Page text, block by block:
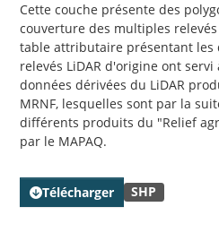
Cette couche présente des
couverture des multiples
table attributaire présentant les
relevés LiDAR d'origine ont
données dérivées du LiDAR
MRNF, lesquelles sont par la
différents produits du "Relief
par le MAPAQ.
Télécharger SHP